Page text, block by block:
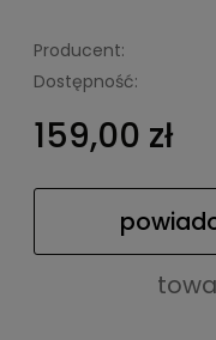
Producent:
Dostępność:
159,00 zł